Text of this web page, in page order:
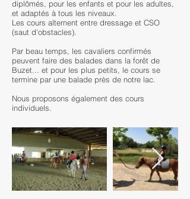
diplômés, pour les enfants et pour les adultes,
et adaptés à tous les niveaux.
Les cours alternent entre dressage et CSO
(saut d'obstacles).
Par beau temps, les cavaliers confirmés
peuvent faire des balades dans la forêt de
Buzet... et pour les plus petits, le cours se
termine par une balade près de notre lac.
Nous proposons également des cours
individuels.